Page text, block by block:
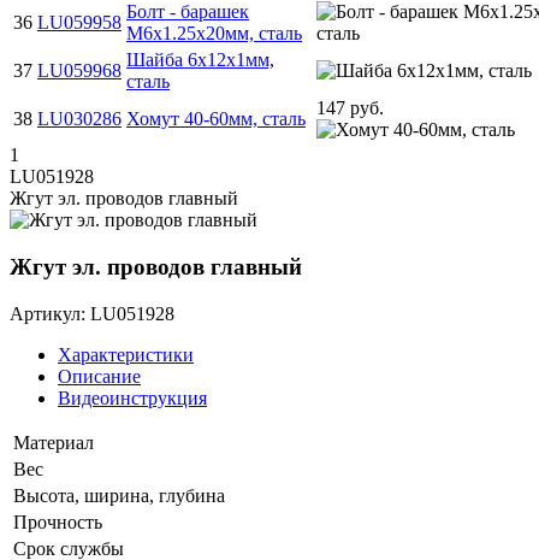
36 LU059958
Болт - барашек
М6х1.25х20мм, сталь
37 LU059968
Шайба 6х12х1мм,
сталь
38 LU030286 Хомут 40-60мм, сталь
147 руб.
1
LU051928
Жгут эл. проводов главный
Жгут эл. проводов главный
Артикул: LU051928
Характеристики
Описание
Видеоинструкция
Материал
Вес
Высота, ширина, глубина
Прочность
Срок службы